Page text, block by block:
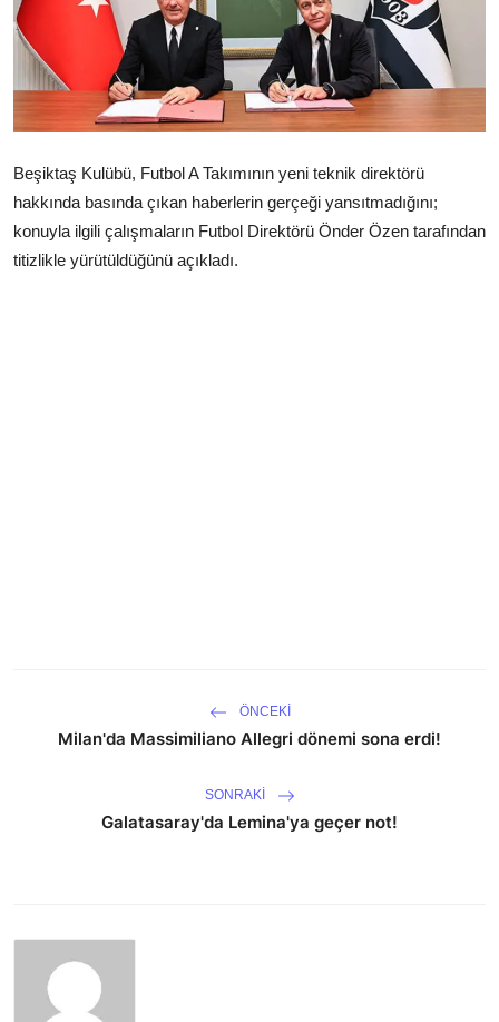
Çerkezköy
Beşiktaş Kulübü, Futbol A Takımının yeni teknik direktörü
hakkında basında çıkan haberlerin gerçeği yansıtmadığını;
konuyla ilgili çalışmaların Futbol Direktörü Önder Özen tarafından
titizlikle yürütüldüğünü açıkladı.
ÖNCEKI
Milan'da Massimiliano Allegri dönemi sona erdi!
SONRAKI
Galatasaray'da Lemina'ya geçer not!